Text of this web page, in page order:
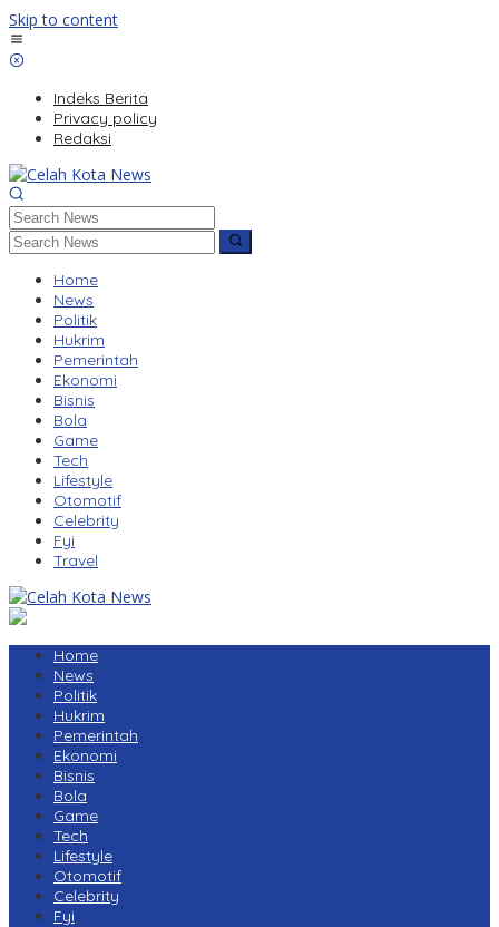
Skip to content
Indeks Berita
Privacy policy
Redaksi
Home
News
Politik
Hukrim
Pemerintah
Ekonomi
Bisnis
Bola
Game
Tech
Lifestyle
Otomotif
Celebrity
Fyi
Travel
Home
News
Politik
Hukrim
Pemerintah
Ekonomi
Bisnis
Bola
Game
Tech
Lifestyle
Otomotif
Celebrity
Fyi